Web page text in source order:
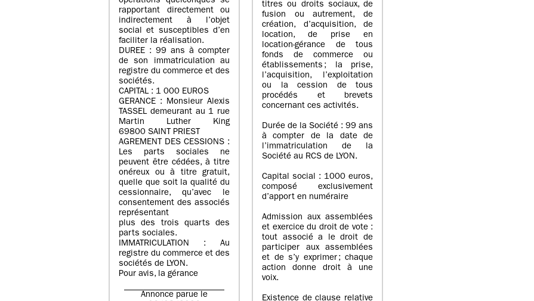
rapportant directement ou
indirectement à l’objet
social et susceptibles d’en
faciliter la réalisation.
DUREE : 99 ans à compter
de son immatriculation au
registre du commerce et des
sociétés.
CAPITAL : 1 000 EUROS
GERANCE : Monsieur Alexis
TASSEL demeurant au 1 rue
Martin Luther King
69800 SAINT PRIEST
AGREMENT DES CESSIONS :
Les parts sociales ne
peuvent être cédées, à titre
onéreux ou à titre gratuit,
quelle que soit la qualité du
cessionnaire, qu’avec le
consentement des associés
représentant
plus des trois quarts des
parts sociales.
IMMATRICULATION : Au
registre du commerce et des
sociétés de LYON.
Pour avis, la gérance
Annonce parue le
titres ou droits sociaux, de
fusion ou autrement, de
création, d’acquisition, de
location, de prise en
location-gérance de tous
fonds de commerce ou
établissements ; la prise,
l’acquisition, l’exploitation
ou la cession de tous
procédés et brevets
concernant ces activités.
Durée de la Société : 99 ans
à compter de la date de
l’immatriculation de la
Société au RCS de LYON.
Capital social : 1000 euros,
composé exclusivement
d’apport en numéraire
Admission aux assemblées
et exercice du droit de vote :
tout associé a le droit de
participer aux assemblées
et de s’y exprimer ; chaque
action donne droit à une
voix.
Existence de clause relative